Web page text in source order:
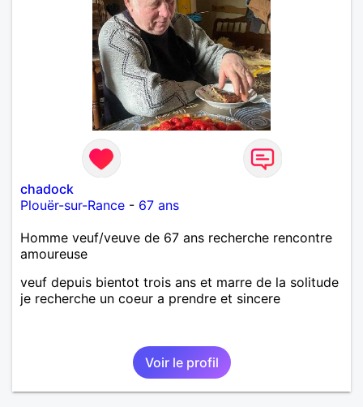
chadock
Plouër-sur-Rance - 67 ans
Homme veuf/veuve de 67 ans recherche rencontre
amoureuse
veuf depuis bientot trois ans et marre de la solitude
je recherche un coeur a prendre et sincere
Voir le profil